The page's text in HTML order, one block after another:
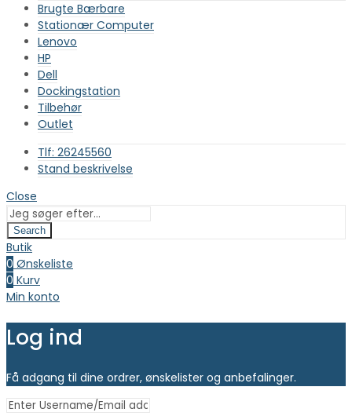
Brugte Bærbare
Stationær Computer
Lenovo
HP
Dell
Dockingstation
Tilbehør
Outlet
Tlf: 26245560
Stand beskrivelse
Close
Search
Butik
0 Ønskeliste
0 Kurv
Min konto
Log ind
Få adgang til dine ordrer, ønskelister og anbefalinger.